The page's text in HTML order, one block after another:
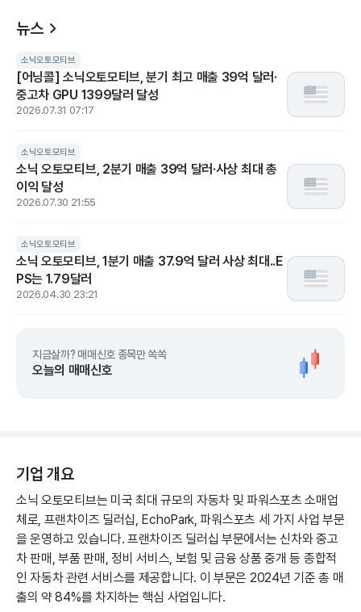
뉴스
소닉오토모티브
[어닝콜] 소닉오토모티브, 분기 최고 매출 39억 달러·
중고차 GPU 1399달러 달성
2026.07.31 07:17
소닉오토모티브
소닉 오토모티브, 2분기 매출 39억 달러·사상 최대 총
이익 달성
2026.07.30 21:55
소닉오토모티브
소닉 오토모티브, 1분기 매출 37.9억 달러 사상 최대..E
PS는 1.79달러
2026.04.30 23:21
지금살까? 매매신호 종목만 쏙쏙
오늘의 매매신호
기업 개요
소닉 오토모티브는 미국 최대 규모의 자동차 및 파워스포츠 소매업
체로, 프랜차이즈 딜러십, EchoPark, 파워스포츠 세 가지 사업 부문
을 운영하고 있습니다. 프랜차이즈 딜러십 부문에서는 신차와 중고
차 판매, 부품 판매, 정비 서비스, 보험 및 금융 상품 중개 등 종합적
인 자동차 관련 서비스를 제공합니다. 이 부문은 2024년 기준 총 매
출의 약 84%를 차지하는 핵심 사업입니다.